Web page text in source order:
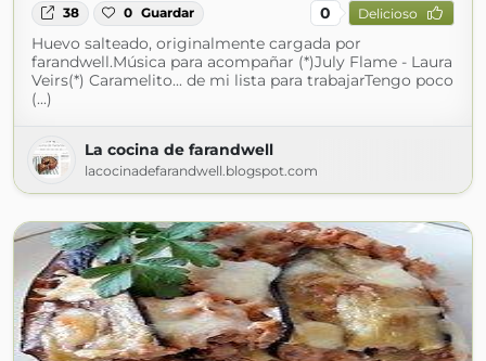
38 0 Guardar 0 Delicioso
Huevo salteado, originalmente cargada por
farandwell.Música para acompañar (*)July Flame - Laura
Veirs(*) Caramelito... de mi lista para trabajarTengo poco
(...)
La cocina de farandwell
lacocinadefarandwell.blogspot.com